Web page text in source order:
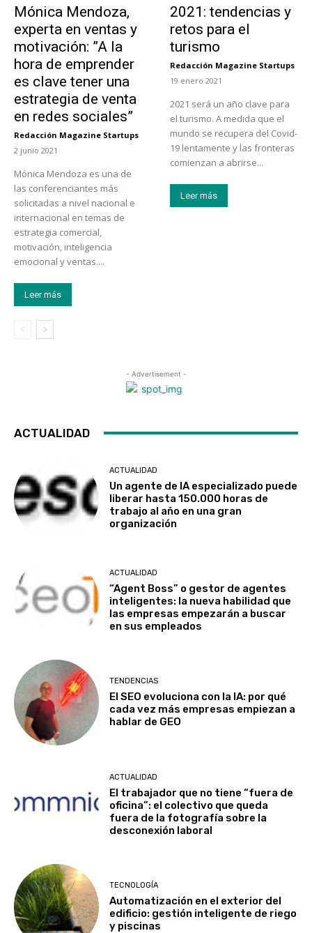
Mónica Mendoza,
experta en ventas y
motivación: ”A la
hora de emprender
es clave tener una
estrategia de venta
en redes sociales”
Redacción Magazine Startups
-
2 junio 2021
Mónica Mendoza es una de
las conferenciantes más
solicitadas a nivel nacional e
internacional en temas de
estrategia comercial,
motivación, inteligencia
emocional y ventas....
Leer más
2021: tendencias y
retos para el
turismo
Redacción Magazine Startups
-
19 enero 2021
2021 será un año clave para
el turismo. A medida que el
mundo se recupera del Covid-
19 lentamente y las fronteras
comienzan a abrirse...
Leer más
- Advertisement -
ACTUALIDAD
ACTUALIDAD
Un agente de IA especializado puede
liberar hasta 150.000 horas de
trabajo al año en una gran
organización
ACTUALIDAD
“Agent Boss” o gestor de agentes
inteligentes: la nueva habilidad que
las empresas empezarán a buscar
en sus empleados
TENDENCIAS
El SEO evoluciona con la IA: por qué
cada vez más empresas empiezan a
hablar de GEO
ACTUALIDAD
El trabajador que no tiene “fuera de
oficina”: el colectivo que queda
fuera de la fotografía sobre la
desconexión laboral
TECNOLOGÍA
Automatización en el exterior del
edificio: gestión inteligente de riego
y piscinas